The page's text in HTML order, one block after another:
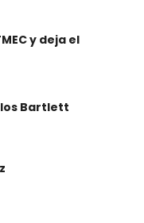
y deja el
Bartlett